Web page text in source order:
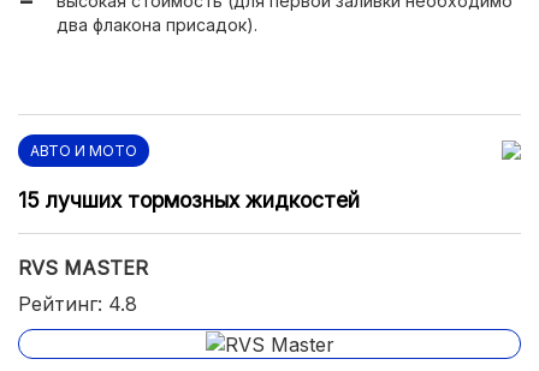
два флакона присадок).
АВТО И МОТО
15 лучших тормозных жидкостей
RVS MASTER
Рейтинг: 4.8